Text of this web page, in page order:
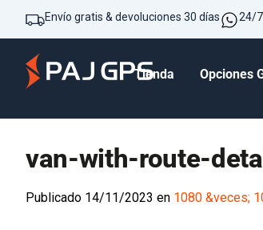
Envío gratis & devoluciones 30 días 24/
Tienda Opciones
van-with-route-
Publicado 14/11/2023 en 1080 &veces;